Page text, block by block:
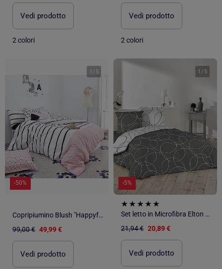
Vedi prodotto
2 colori
Vedi prodotto
2 colori
1 / 5
-50%
Copripiumino Blush "Happyfriday
99,00 € 49,99 €
Vedi prodotto
1 / 5
-5%
Set letto in Microfibra Elton Douceur d'Intérieur
21,94 € 20,89 €
Vedi prodotto